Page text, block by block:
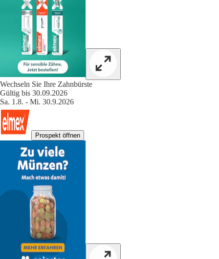
Wechseln Sie Ihre Zahnbürste
Gültig bis 30.09.2026
Sa. 1.8. - Mi. 30.9.2026
Prospekt öffnen